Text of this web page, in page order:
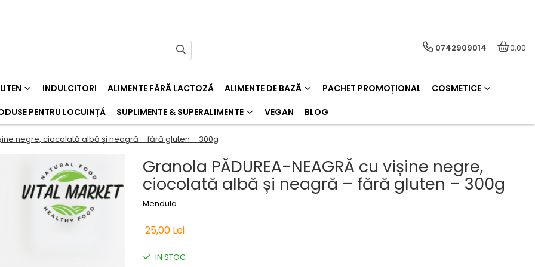
0742909014 0,00
INDULCITORI ALIMENTE FĂRĂ LACTOZĂ ALIMENTE DE BAZĂ PACHET PROMOȚIONAL
COSMETICE
PENTRU LOCUINȚĂ SUPLIMENTE & SUPERALIMENTE VEGAN BLOG
negre, ciocolată albă și neagră – fără gluten – 300g
Granola PĂDUREA-NEAGRĂ cu vișine negre,
ciocolată albă și neagră – fără gluten – 300g
Mendula
25,00 Lei
IN STOC